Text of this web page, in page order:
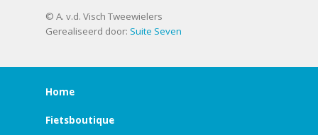
© A. v.d. Visch Tweewielers
Gerealiseerd door: Suite Seven
Home
Fietsboutique